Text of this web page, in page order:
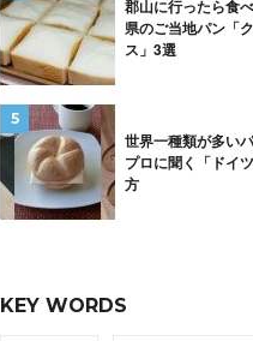
郡山に行ったら食
県のご当地パン「
ス」3選
世界一種類が多い
プロに聞く「ドイ
方
KEY WORDS